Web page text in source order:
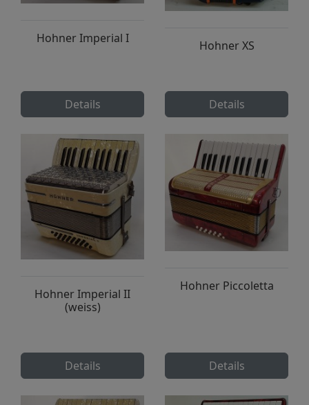
Hohner Imperial I
Details
Hohner XS
Details
Hohner Imperial II
(weiss)
Details
Hohner Piccoletta
Details